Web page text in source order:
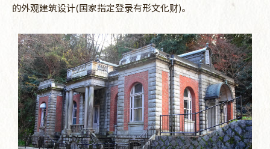
的外观建筑设计(国家指定登录有形文化财)。